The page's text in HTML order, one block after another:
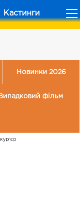
Кастинги
Новинки 2026
Випадковий фільм
кур'єр